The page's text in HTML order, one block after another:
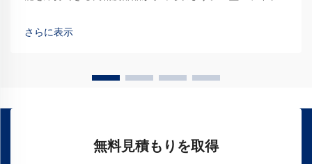
素です。
さらに表示
無料見積もりを取得